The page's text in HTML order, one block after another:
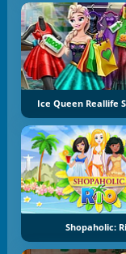
Ice Queen Reallife
Shopaholic: